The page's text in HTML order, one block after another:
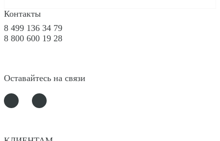
Контакты
8 499 136 34 79
8 800 600 19 28
Оставайтесь на связи